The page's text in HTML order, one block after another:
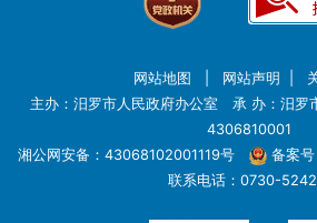
网站地图 网站声明
主办：汨罗市人民政府办公室 承 办：汨罗
4306810001
湘公网安备：43068102001119号
备案号
联系电话：0730-